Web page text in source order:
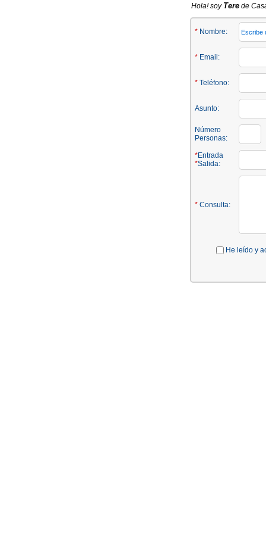
Hola! soy Tere de
* Nombre:
* Email:
* Teléfono:
Asunto:
Número
Personas:
*Entrada
*Salida:
* Consulta:
He leído y